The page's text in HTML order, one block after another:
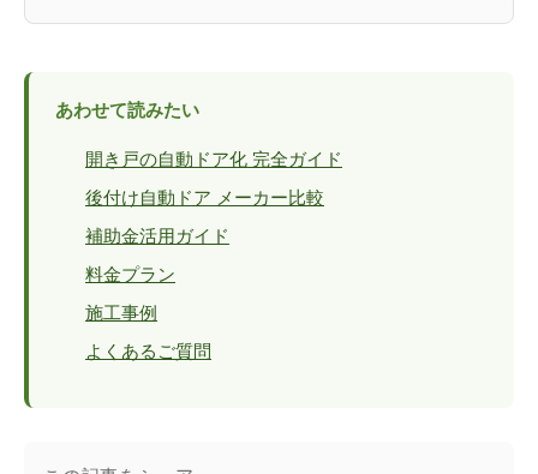
あわせて読みたい
開き戸の自動ドア化 完全ガイド
後付け自動ドア メーカー比較
補助金活用ガイド
料金プラン
施工事例
よくあるご質問